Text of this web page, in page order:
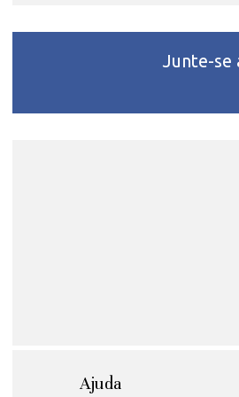
Junte-se
Ajuda